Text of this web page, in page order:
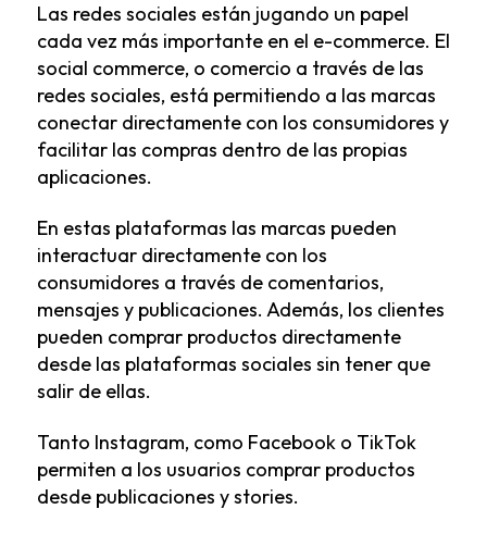
Las redes sociales están jugando un papel
cada vez más importante en el e-commerce. El
social commerce, o comercio a través de las
redes sociales, está permitiendo a las marcas
conectar directamente con los consumidores y
facilitar las compras dentro de las propias
aplicaciones.
En estas plataformas las marcas pueden
interactuar directamente con los
consumidores a través de comentarios,
mensajes y publicaciones. Además, los clientes
pueden comprar productos directamente
desde las plataformas sociales sin tener que
salir de ellas.
Tanto Instagram, como Facebook o TikTok
permiten a los usuarios comprar productos
desde publicaciones y stories.